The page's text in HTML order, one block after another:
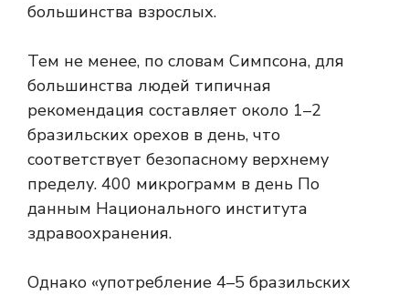
большинства взрослых.
Тем не менее, по словам Симпсона, для
большинства людей типичная
рекомендация составляет около 1–2
бразильских орехов в день, что
соответствует безопасному верхнему
пределу. 400 микрограмм в день По
данным Национального института
здравоохранения.
Однако «употребление 4–5 бразильских